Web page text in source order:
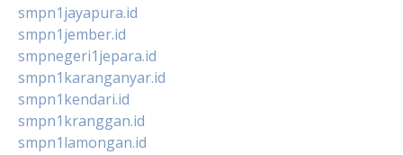
smpn1jayapura.id
smpn1jember.id
smpnegeri1jepara.id
smpn1karanganyar.id
smpn1kendari.id
smpn1kranggan.id
smpn1lamongan.id